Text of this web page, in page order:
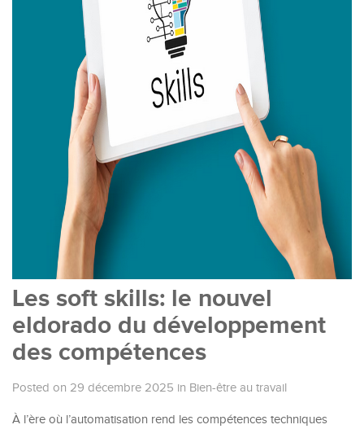
Les soft skills: le nouvel
eldorado du développement
des compétences
Posted on 29 décembre 2025 in Bien-être au travail
À l’ère où l’automatisation rend les compétences techniques